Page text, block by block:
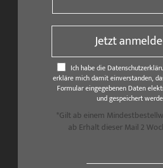
Jetzt
Ich habe die
erkläre mich damit einverstanden,
Formular eingegebenen Daten
und gespeichert
*Gilt ab einem
ab Erhalt dieser Mail 2